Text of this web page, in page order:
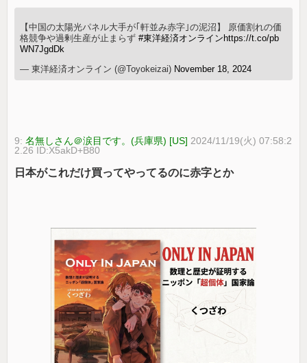
【中国の太陽光パネル大手が｢軒並み赤字｣の泥沼】 原価割れの価
格競争や過剰生産が止まらず#東洋経済オンライン https://t.co/pb
WN7JgdDk
— 東洋経済オンライン (@Toyokeizai) November 18, 2024
9:名無しさん＠涙目です。(兵庫県) [US] 2024/11/19(火) 07:58:2
2.26 ID:X5akD+B80
日本がこれだけ買ってやってるのに赤字とか